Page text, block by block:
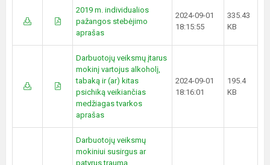
2019 m. individualios
pažangos stebėjimo
aprašas
2024-09-01
18:15:55
335.43
KB
Darbuotojų veiksmų įtarus
mokinį vartojus alkoholį,
tabaką ir (ar) kitas
psichiką veikiančias
medžiagas tvarkos
aprašas
2024-09-01
18:16:01
195.4
KB
Darbuotojų veiksmų
mokiniui susirgus ar
patyrus traumą